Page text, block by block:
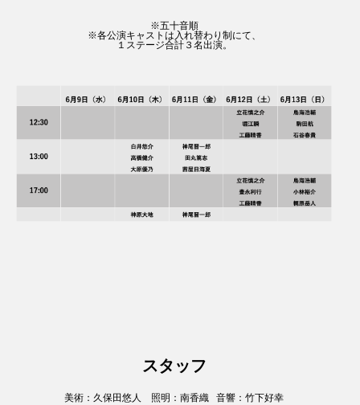
※五十音順
※各公演キャストは入れ替わり制にて、
１ステージ合計３名出演。
スタッフ
美術：久保田悠人 照明：南香織 音響：竹下好幸